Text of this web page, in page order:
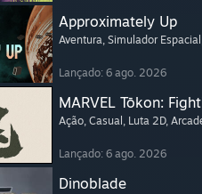
Approximately Up
Aventura, Simulador Espacial
Lançado: 6 ago. 2026
MARVEL Tōkon:
Ação, Casual , Luta 2D,
Lançado: 6 ago. 2026
Dinoblade